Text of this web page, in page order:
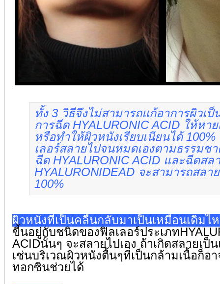
ทั้ง 3 วิธีจึงไม่สามารถแก้อาการผิวเป็
การฉีด HYALURONIC ACID ให้หา
หรือทำให้ผิวหนังเรียบเนียนได้
เลอร์สลายไปจนหมดเองตามธรรมชา
ฉีด HYALURONIC ACID และฉีดสล
HYALURONIDEAD จะสามารถสลา
100%
ผิวหนังที่เป็นคลื่นกลับมาเป็นเหมือนเดิมไ
ขี้นอยู่กับชนิดของฟิลเลอร์ประเภท
ACIDนั้นๆ จะสลายไปเอง ถ้าเกิดสลายเป็
เช่นบริเวณผิวหนังตื้นๆที่เป็นกล้ามเนื้อก็อ
ทอกซินช่วยได้